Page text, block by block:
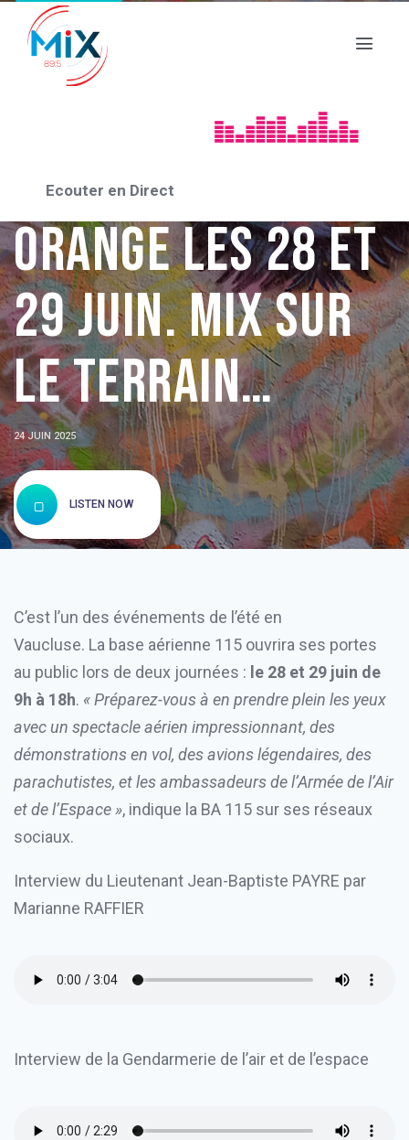
Ecouter en Direct
Journées Portes
Ouvertes Base
Aérienne 115 à
Orange les 28 et
29 juin. Mix sur
le terrain…
24 JUIN 2025
LISTEN NOW
C’est l’un des événements de l’été en
Vaucluse. La base aérienne 115 ouvrira ses portes
au public lors de deux journées : le 28 et 29 juin de
9h à 18h. « Préparez-vous à en prendre plein les yeux
avec un spectacle aérien impressionnant, des
démonstrations en vol, des avions légendaires, des
parachutistes, et les ambassadeurs de l’Armée de l’Air
et de l’Espace », indique la BA 115 sur ses réseaux
sociaux.
Interview du Lieutenant Jean-Baptiste PAYRE par
Marianne RAFFIER
Interview de la Gendarmerie de l’air et de l’espace